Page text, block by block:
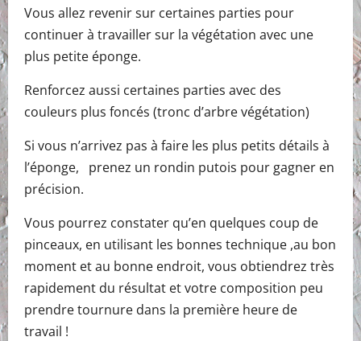
Vous allez revenir sur certaines parties pour
continuer à travailler sur la végétation avec une
plus petite éponge.
Renforcez aussi certaines parties avec des
couleurs plus foncés (tronc d’arbre végétation)
Si vous n’arrivez pas à faire les plus petits détails à
l’éponge, prenez un rondin putois pour gagner en
précision.
Vous pourrez constater qu’en quelques coup de
pinceaux, en utilisant les bonnes technique ,au bon
moment et au bonne endroit, vous obtiendrez très
rapidement du résultat et votre composition peu
prendre tournure dans la première heure de
travail !